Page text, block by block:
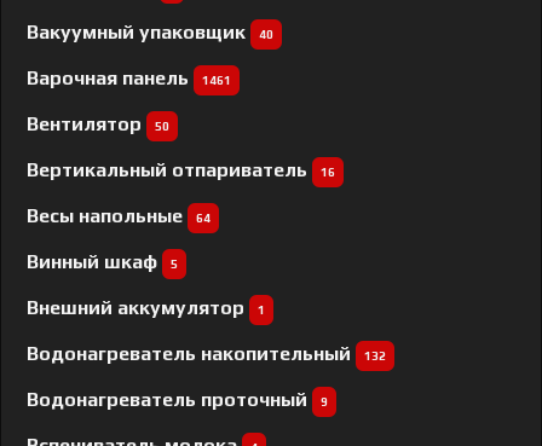
Вакуумный упаковщик 40
Варочная панель 1461
Вентилятор 50
Вертикальный отпариватель 16
Весы напольные 64
Винный шкаф 5
Внешний аккумулятор 1
Водонагреватель накопительный 132
Водонагреватель проточный 9